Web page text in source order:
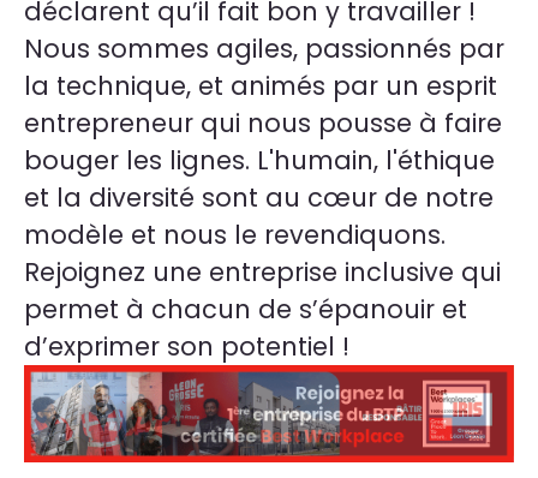
déclarent qu’il fait bon y travailler !
Nous sommes agiles, passionnés par
la technique, et animés par un esprit
entrepreneur qui nous pousse à faire
bouger les lignes. L'humain, l'éthique
et la diversité sont au cœur de notre
modèle et nous le revendiquons.
Rejoignez une entreprise inclusive qui
permet à chacun de s’épanouir et
d’exprimer son potentiel !